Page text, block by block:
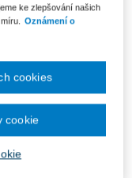
Od 441 Kč
Produkty
ke zlepšování našich
Oznámení o
cookies
cookie